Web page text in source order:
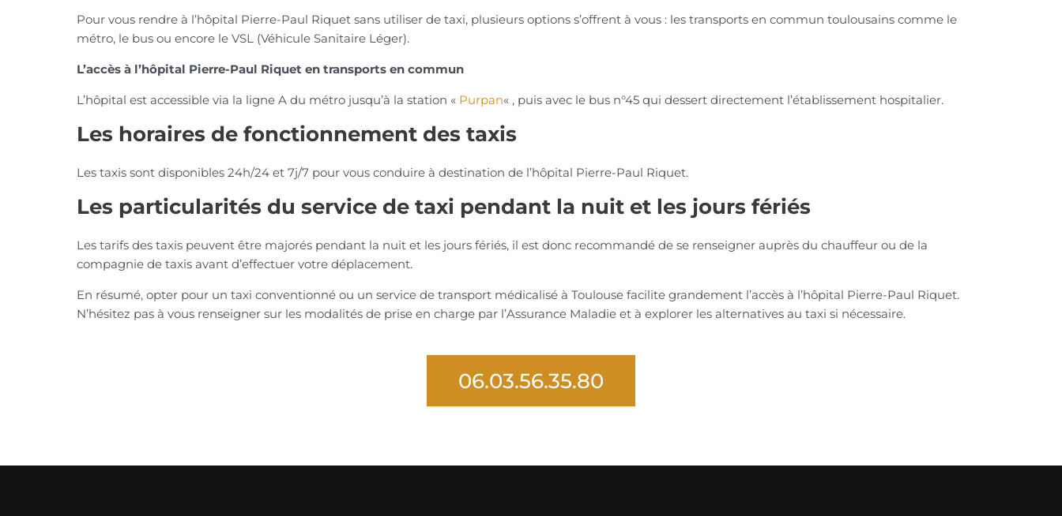
Pour vous rendre à l’hôpital Pierre-Paul Riquet sans utiliser de taxi, plusieurs options s’offrent à vous : les transports en commun toulousains comme le
métro, le bus ou encore le VSL (Véhicule Sanitaire Léger).
L’accès à l’hôpital Pierre-Paul Riquet en transports en commun
L’hôpital est accessible via la ligne A du métro jusqu’à la station « Purpan« , puis avec le bus n°45 qui dessert directement l’établissement hospitalier.
Les horaires de fonctionnement des taxis
Les taxis sont disponibles 24h/24 et 7j/7 pour vous conduire à destination de l’hôpital Pierre-Paul Riquet.
Les particularités du service de taxi pendant la nuit et les jours fériés
Les tarifs des taxis peuvent être majorés pendant la nuit et les jours fériés, il est donc recommandé de se renseigner auprès du chauffeur ou de la
compagnie de taxis avant d’effectuer votre déplacement.
En résumé, opter pour un taxi conventionné ou un service de transport médicalisé à Toulouse facilite grandement l’accès à l’hôpital Pierre-Paul Riquet.
N’hésitez pas à vous renseigner sur les modalités de prise en charge par l’Assurance Maladie et à explorer les alternatives au taxi si nécessaire.
06.03.56.35.80